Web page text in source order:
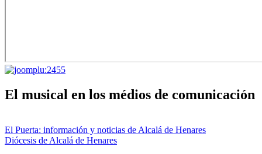
El musical en los médios de comunicación
El Puerta: información y noticias de Alcalá de Henares
Diócesis de Alcalá de Henares